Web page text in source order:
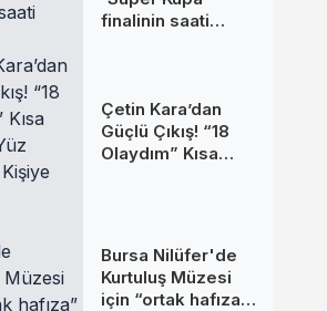
finalinin saati
Çetin Kara’dan
Güçlü Çıkış! “18
Olaydım” Kısa
Bursa Nilüfer'de
Kurtuluş Müzesi
için “ortak hafıza”